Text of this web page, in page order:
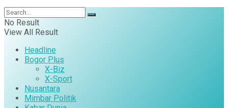
No Result
View All Result
Headline
Bogor Plus
X-Biz
X-Sport
Nusantara
Mimbar Politik